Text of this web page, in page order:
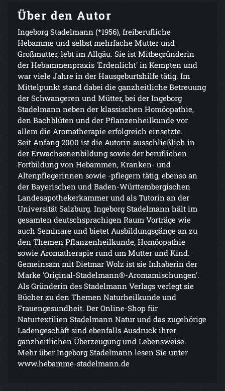
Über den Autor
Ingeborg Stadelmann (*1956), freiberufliche
Hebamme und selbst mehrfache Mutter und
Großmutter, lebt im Allgäu. Sie ist Mitbegründerin
der Hebammenpraxis 'Erdenlicht' in Kempten und
war viele Jahre in der Hausgeburtshilfe tätig. Im
Mittelpunkt stand dabei die ganzheitliche Betreuung
der Schwangeren und Mütter, bei der Ingeborg
Stadelmann neben der klassischen Homöopathie,
den Bachblüten und der Pflanzenheilkunde vor
allem die Aromatherapie erfolgreich einsetzte.
Seit Anfang 2000 ist die Autorin ausschließlich in
der Erwachsenenbildung sowie der beruflichen
Fortbildung von Hebammen, Kranken- und
Altenpflegerinnen sowie -pflegern tätig, ebenso an
der Bayerischen und Baden-Württembergischen
Landesapothekerkammer und als Tutorin an der
Universität Salzburg. Ingeborg Stadelmann hält im
gesamten deutschsprachigen Raum Vorträge wie
auch Seminare und bietet Ausbildungsgänge an zu
den Themen Pflanzenheilkunde, Homöopathie
sowie Aromatherapie rund um Mutter und Kind.
Gemeinsam mit Dietmar Wolz ist sie Inhaberin der
Marke 'Original-Stadelmann®-Aromamischungen'.
Als Gründerin des Stadelmann Verlags verlegt sie
Bücher zu den Themen Naturheilkunde und
Frauengesundheit. Der Online-Shop für
Naturtextilien Stadelmann Natur und das zugehörige
Ladengeschäft sind ebenfalls Ausdruck ihrer
ganzheitlichen Überzeugung und Lebensweise.
Mehr über Ingeborg Stadelmann lesen Sie unter
www.hebamme-stadelmann.de